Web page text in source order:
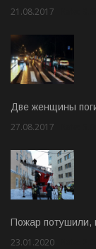
21.08.2017
Две женщины
27.08.2017
Пожар потушили,
23.01.2020